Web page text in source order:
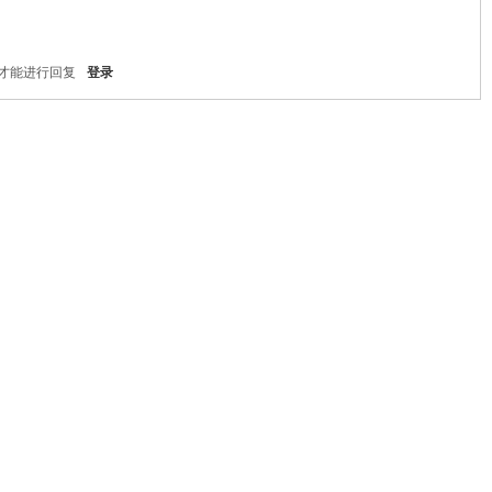
能进行回复 登录